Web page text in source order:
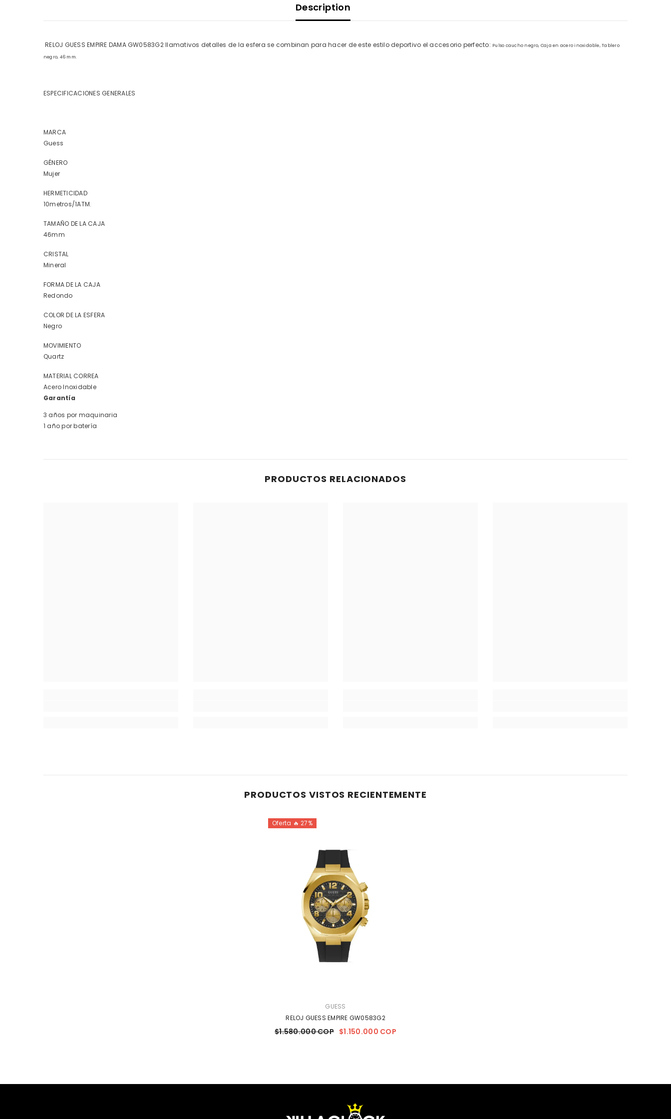
Description
RELOJ GUESS EMPIRE DAMA GW0583G2llamativos detalles de la esfera se combinan para hacer de este estilo deportivo el accesorio perfecto: Pulso caucho negro, Caja en acero inoxidable,Tablero
negro, 46 mm.
ESPECIFICACIONES GENERALES
MARCA
Guess
GÉNERO
Mujer
HERMETICIDAD
10metros/1ATM.
TAMAÑO DE LA CAJA
46mm
CRISTAL
Mineral
FORMA DE LA CAJA
Redondo
COLOR DE LA ESFERA
Negro
MOVIMIENTO
Quartz
MATERIAL CORREA
Acero Inoxidable
Garantía
3 años por maquinaria
1 año por batería
PRODUCTOS RELACIONADOS
PRODUCTOS VISTOS RECIENTEMENTE
Oferta 🔥 27%
GUESS
RELOJ GUESS EMPIRE GW0583G2
$1.580.000 COP $1.150.000 COP